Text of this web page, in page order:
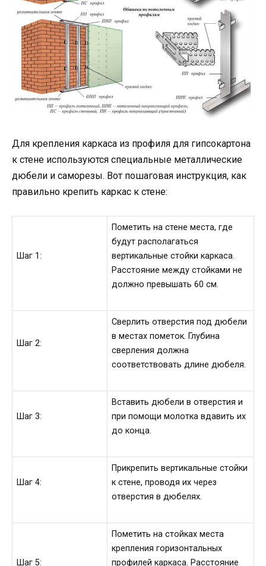
Для крепления каркаса из профиля для гипсокартона
к стене используются специальные металлические
дюбели и саморезы. Вот пошаговая инструкция, как
правильно крепить каркас к стене:
Шаг 1:
Пометить на стене места, где
будут располагаться
вертикальные стойки каркаса.
Расстояние между стойками не
должно превышать 60 см.
Шаг 2:
Сверлить отверстия под дюбели
в местах пометок. Глубина
сверления должна
соответствовать длине дюбеля.
Шаг 3:
Вставить дюбели в отверстия и
при помощи молотка вдавить их
до конца.
Шаг 4:
Прикрепить вертикальные стойки
к стене, проводя их через
отверстия в дюбелях.
Шаг 5:
Пометить на стойках места
крепления горизонтальных
профилей каркаса. Расстояние